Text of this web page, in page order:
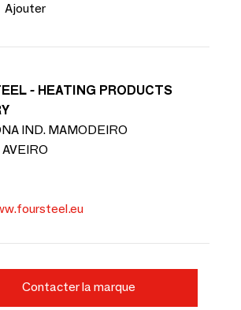
Ajouter
- HEATING PRODUCTS
IND. MAMODEIRO
Contacter la marque